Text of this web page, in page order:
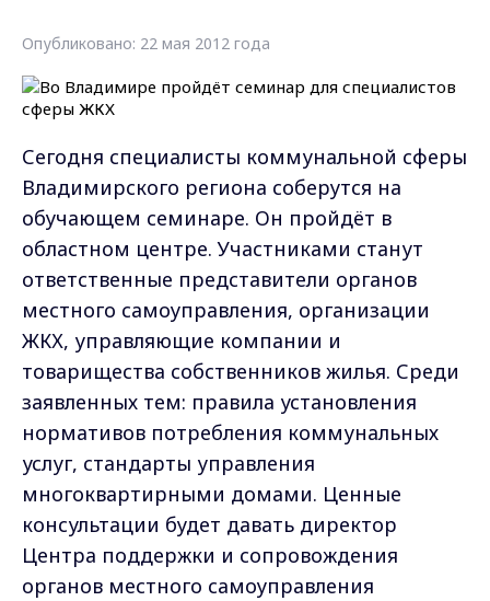
Опубликовано: 22 мая 2012 года
Сегодня специалисты коммунальной сферы
Владимирского региона соберутся на
обучающем семинаре. Он пройдёт в
областном центре. Участниками станут
ответственные представители органов
местного самоуправления, организации
ЖКХ, управляющие компании и
товарищества собственников жилья. Среди
заявленных тем: правила установления
нормативов потребления коммунальных
услуг, стандарты управления
многоквартирными домами. Ценные
консультации будет давать директор
Центра поддержки и сопровождения
органов местного самоуправления